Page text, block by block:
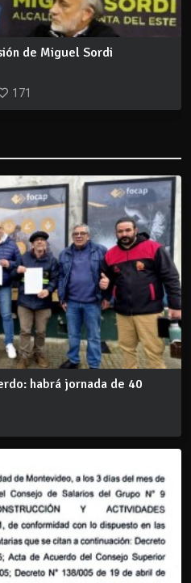
de Miguel Sordi
171
habrá jornada de 40